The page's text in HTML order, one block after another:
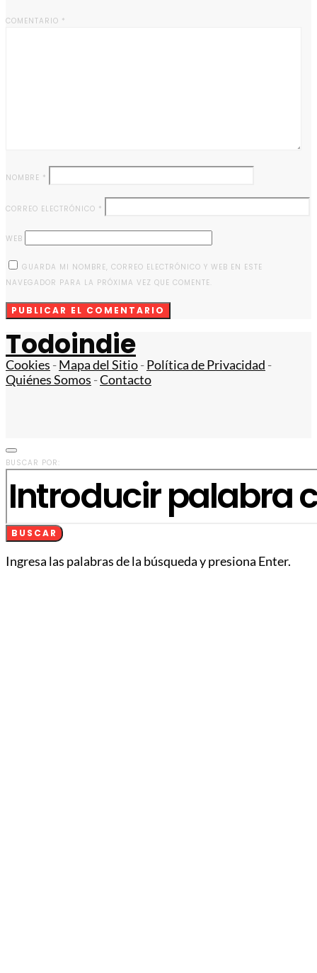
COMENTARIO *
NOMBRE *
CORREO ELECTRÓNICO *
WEB
GUARDA MI NOMBRE, CORREO ELECTRÓNICO Y WEB EN ESTE
NAVEGADOR PARA LA PRÓXIMA VEZ QUE COMENTE.
Todoindie
Cookies -Mapa del Sitio-Política de Privacidad -
Quiénes Somos -Contacto
BUSCAR POR:
BUSCAR
Ingresa las palabras de la búsqueda y presiona Enter.